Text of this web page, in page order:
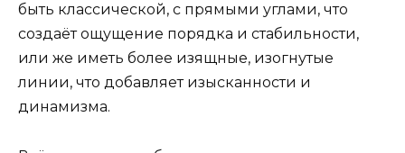
быть классической, с прямыми углами, что
создаёт ощущение порядка и стабильности,
или же иметь более изящные, изогнутые
линии, что добавляет изысканности и
динамизма.